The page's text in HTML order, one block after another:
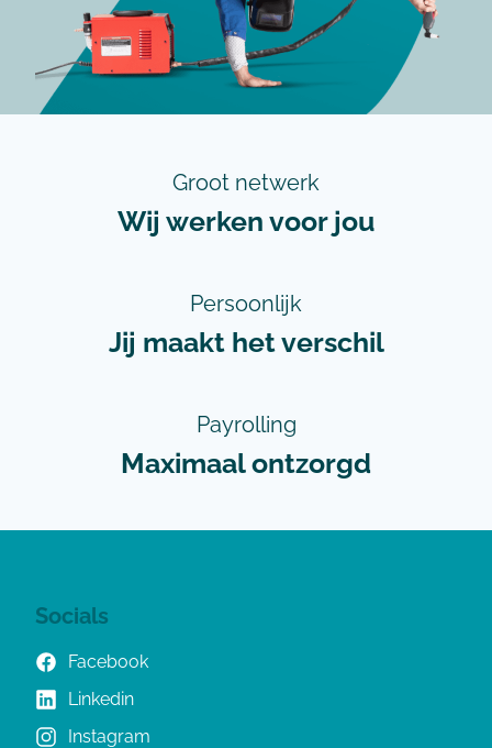
Groot netwerk
Wij werken voor jou
Persoonlijk
Jij maakt het verschil
Payrolling
Maximaal ontzorgd
Socials
Facebook
Linkedin
Instagram